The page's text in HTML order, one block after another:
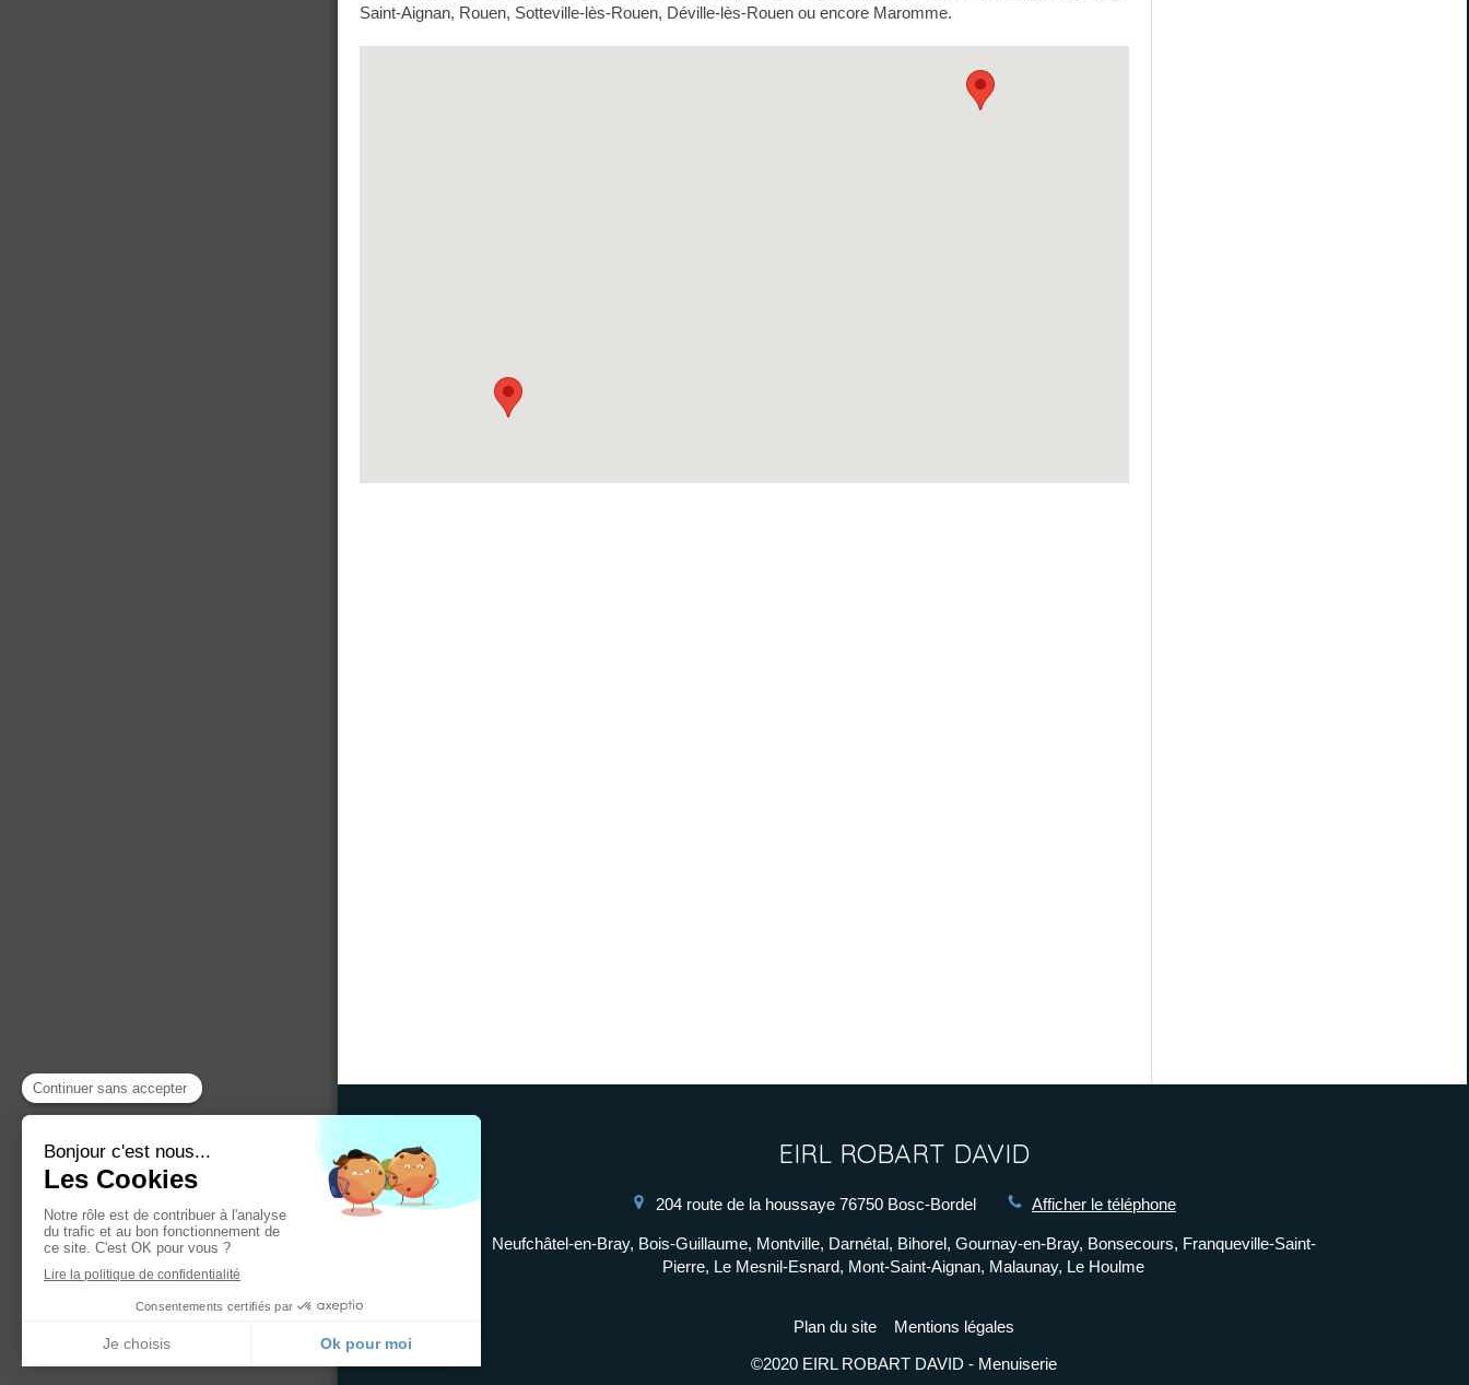
Saint-Aignan, Rouen, Sotteville-lès-Rouen, Déville-lès-Rouen ou encore Maromme.
EIRL ROBART DAVID
204 route de la houssaye 76750 Bosc-Bordel Afficher le téléphone
Neufchâtel-en-Bray, Bois-Guillaume, Montville, Darnétal, Bihorel, Gournay-en-Bray, Bonsecours, Franqueville-Saint-
Pierre, Le Mesnil-Esnard, Mont-Saint-Aignan, Malaunay, Le Houlme
Plan du site
Mentions légales
©2020 EIRL ROBART DAVID - Menuiserie